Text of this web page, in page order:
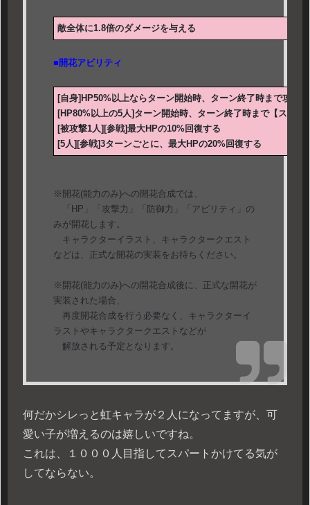
敵全体に1.8倍のダメージを与える
■開花アビリティ
[自身]HP50%以上ならターン開始時、ターン終了時まで攻撃
[HP80%以上の5人]ターン開始時、ターン終了時まで【スキル
[被攻撃1人][参戦]最大HPの10%回復する
[5人][参戦]3ターンごとに、最大HPの20%回復する
※開花(能力のみ)への開花合成では、
「HP」「攻撃力」「防御力」「アビリティ」の
みが開花します。
キャラクターイラスト、キャラクタークエスト
などは、正式な開花の実装をお待ちください。
※開花(能力のみ)への開花合成後に、正式な開花が
実装された場合、
再度開花合成を行う必要なく、キャラクターイ
ラストやキャラクタークエストなどが
解放される予定となります。
何だかシレっと虹キャラが２人になってますが、可
愛い子が増えるのは嬉しいですね。
これは、１０００人目指してスパートかけてる気が
してならない。